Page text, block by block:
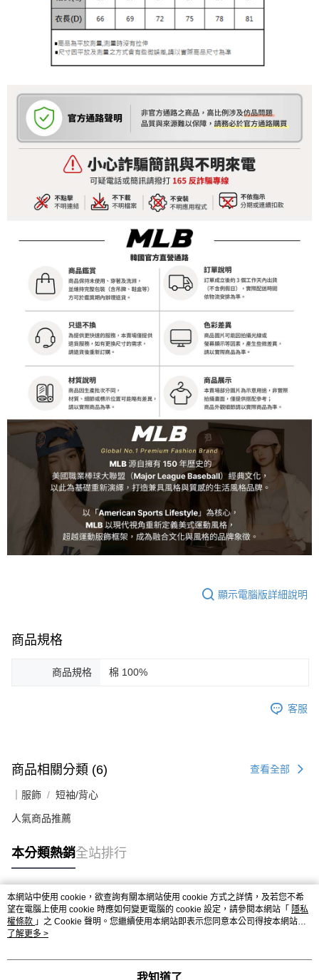
顯示電腦版詳細說明
商品規格
商品規格 棉 100%
客服
商品相關分類 (6) 查看全部
｜服飾 短袖/背心
人氣商品推薦
本分類熱銷全站排行
熱門標籤
本網站中使用 cookie，欲查詢有關本網站使用 cookie 方式之詳情，及若您不希
望在電腦上使用 cookie 時應如何變更電腦的 cookie 設定，請參閱本網站「 隱私
權條款 」之 Cookie 聲明。您繼續使用本網站即表示您同意本公司得按本網站使
用條款之 Cookie 聲明使用 cookie。
了解更多 >
我知道了